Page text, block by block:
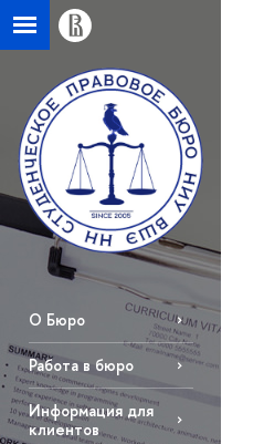
О Бюро
Работа в бюро
Информация для
клиентов